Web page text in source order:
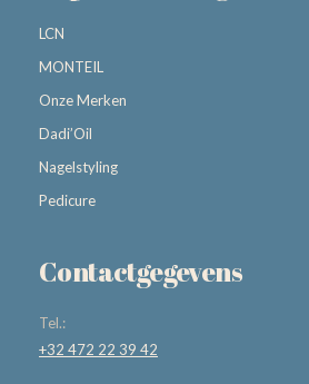
LCN
MONTEIL
Onze Merken
Dadi’Oil
Nagelstyling
Pedicure
Contactgegevens
Tel.:
+32 472 22 39 42